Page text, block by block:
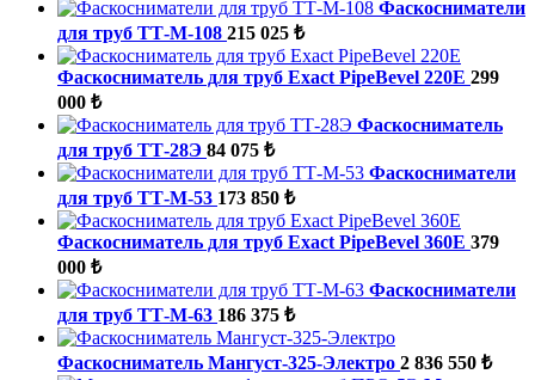
Фаскосниматели
для труб ТТ-М-108 215 025 ₺
Фаскосниматель для труб Exact PipeBevel 220E 299
000 ₺
Фаскосниматель
для труб ТТ-28Э 84 075 ₺
Фаскосниматели
для труб ТТ-М-53 173 850 ₺
Фаскосниматель для труб Exact PipeBevel 360E 379
000 ₺
Фаскосниматели
для труб ТТ-М-63 186 375 ₺
Фаскосниматель Мангуст-325-Электро 2 836 550 ₺